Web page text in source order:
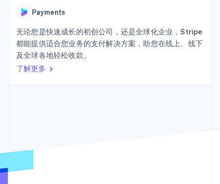
线下支付
Boost
支付成功率优
化
Link
加速结账
欺诈防范
初创企业注册
按行业
AI 企业
酒店、旅游与休闲
资源
应用集成
代码示例
Stripe Press
联系销售
Payments
无论您是快速成长的初创公司，还是全球化企业，Stripe
都能提供适合您业务的支付解决方案，助您在线上、线下
及全球各地轻松收款。
了解更多